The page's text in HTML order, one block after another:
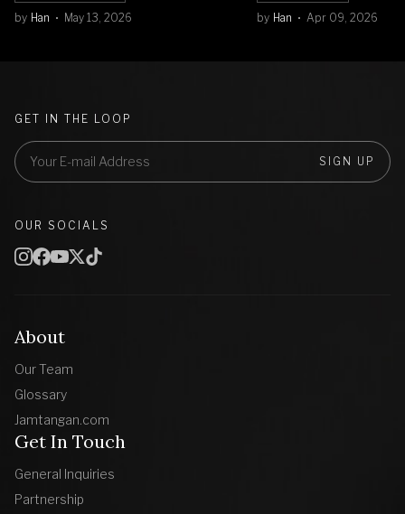
by Han May 13, 2026
by Han Apr 09, 2026
About
Our Team
Glossary
Jamtangan.com
Get In Touch
General Inquiries
Partnership
GET IN THE LOOP
SIGN UP
OUR SOCIALS